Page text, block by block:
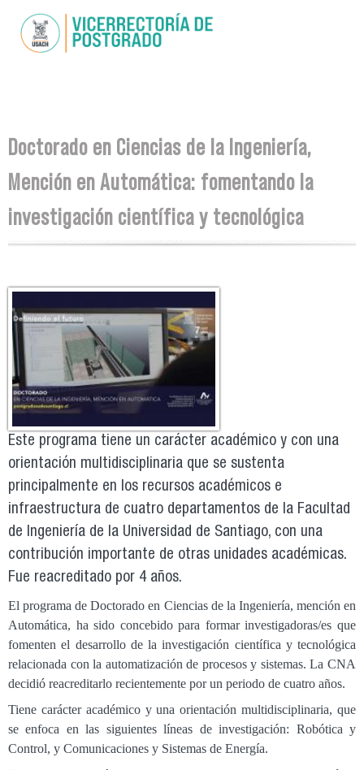
main
You are here
Doctorado en Ciencias de la Ingeniería,
Mención en Automática: fomentando la
investigación científica y tecnológica
Este programa tiene un carácter académico y con una
orientación multidisciplinaria que se sustenta
principalmente en los recursos académicos e
infraestructura de cuatro departamentos de la Facultad
de Ingeniería de la Universidad de Santiago, con una
contribución importante de otras unidades académicas.
Fue reacreditado por 4 años.
El programa de Doctorado en Ciencias de la Ingeniería, mención en
Automática, ha sido concebido para formar investigadoras/es que
fomenten el desarrollo de la investigación científica y tecnológica
relacionada con la automatización de procesos y sistemas. La CNA
decidió reacreditarlo recientemente por un periodo de cuatro años.
Tiene carácter académico y una orientación multidisciplinaria, que
se enfoca en las siguientes líneas de investigación: Robótica y
Control, y Comunicaciones y Sistemas de Energía.